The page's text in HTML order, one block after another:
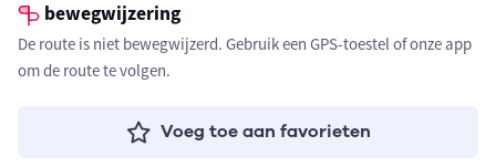
bewegwijzering
De route is niet bewegwijzerd. Gebruik een GPS-toestel of onze app
om de route te volgen.
Voeg toe aan favorieten